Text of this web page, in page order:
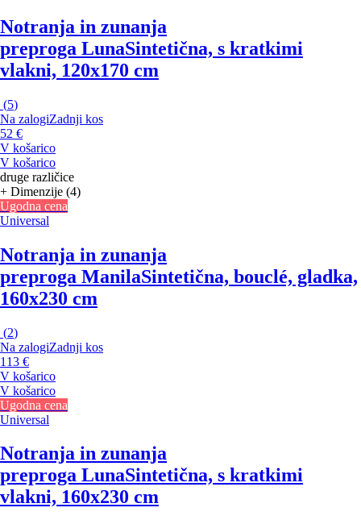
Notranja in zunanja
preproga LunaSintetična, s kratkimi
vlakni, 120x170 cm
(5)
Na zalogiZadnji kos
52 €
V košarico
V košarico
druge različice
+ Dimenzije (4)
Ugodna cena
Universal
Notranja in zunanja
preproga ManilaSintetična, bouclé, gladka,
160x230 cm
(2)
Na zalogiZadnji kos
113 €
V košarico
V košarico
Ugodna cena
Universal
Notranja in zunanja
preproga LunaSintetična, s kratkimi
vlakni, 160x230 cm